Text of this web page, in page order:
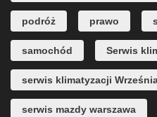
podróż prawo
samochód Serwis
serwis klimatyzacji
serwis mazdy warszawa